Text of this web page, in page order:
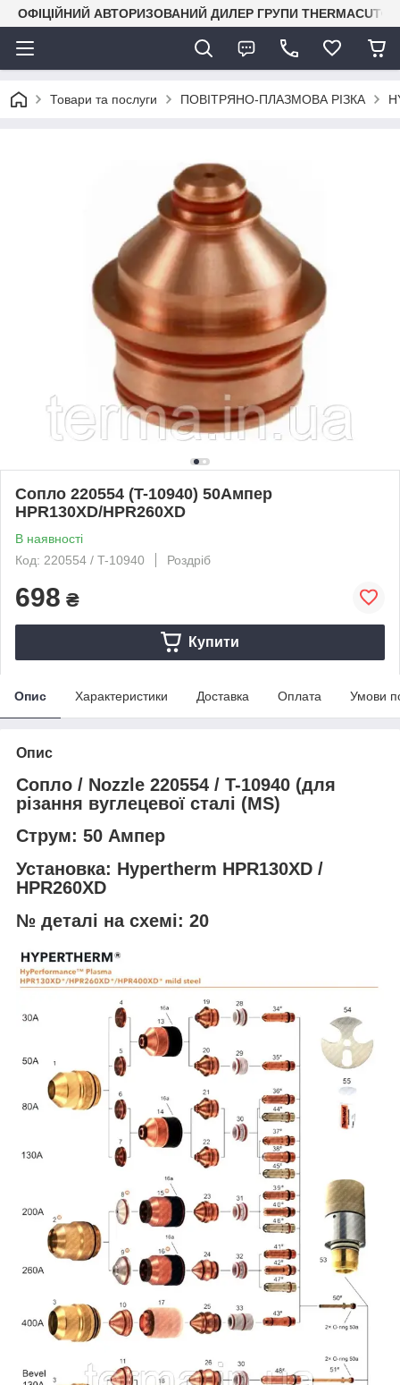
ОФІЦІЙНИЙ АВТОРИЗОВАНИЙ ДИЛЕР ГРУПИ THERMACUT® В
Товари та послуги ПОВІТРЯНО-ПЛАЗМОВА РІЗКА
Сопло 220554 (T-10940) 50Ампер
HPR130XD/HPR260XD
В наявності
Код: 220554 / T-10940
Роздріб
698 ₴
Купити
Опис Характеристики Доставка Оплата Умови
Опис
Сопло / Nozzle 220554 / T-10940 (для
різання вуглецевої сталі (MS)
Струм: 50 Ампер
Установка: Hypertherm HPR130XD /
HPR260XD
№ деталі на схемі: 20